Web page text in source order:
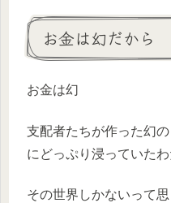
お金は幻だから
お金は幻
支配者たちが作った幻
にどっぷり浸っていたわ
その世界しかないって思